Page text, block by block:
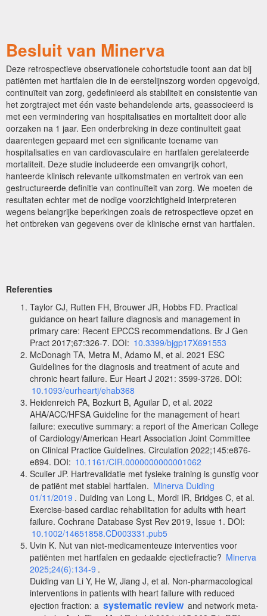
Besluit van Minerva
Deze retrospectieve observationele cohortstudie toont aan dat bij
patiënten met hartfalen die in de eerstelijnszorg worden opgevolgd,
continuïteit van zorg, gedefinieerd als stabiliteit en consistentie van
het zorgtraject met één vaste behandelende arts, geassocieerd is
met een vermindering van hospitalisaties en mortaliteit door alle
oorzaken na 1 jaar. Een onderbreking in deze continuïteit gaat
daarentegen gepaard met een significante toename van
hospitalisaties en van cardiovasculaire en hartfalen gerelateerde
mortaliteit. Deze studie includeerde een omvangrijk cohort,
hanteerde klinisch relevante uitkomstmaten en vertrok van een
gestructureerde definitie van continuïteit van zorg. We moeten de
resultaten echter met de nodige voorzichtigheid interpreteren
wegens belangrijke beperkingen zoals de retrospectieve opzet en
het ontbreken van gegevens over de klinische ernst van hartfalen.
Referenties
Taylor CJ, Rutten FH, Brouwer JR, Hobbs FD. Practical
guidance on heart failure diagnosis and management in
primary care: Recent EPCCS recommendations. Br J Gen
Pract 2017;67:326-7. DOI: 10.3399/bjgp17X691553
McDonagh TA, Metra M, Adamo M, et al. 2021 ESC
Guidelines for the diagnosis and treatment of acute and
chronic heart failure. Eur Heart J 2021: 3599-3726. DOI:
10.1093/eurheartj/ehab368
Heidenreich PA, Bozkurt B, Aguilar D, et al. 2022
AHA/ACC/HFSA Guideline for the management of heart
failure: executive summary: a report of the American College
of Cardiology/American Heart Association Joint Committee
on Clinical Practice Guidelines. Circulation 2022;145:e876-
e894. DOI: 10.1161/CIR.0000000000001062
Sculier JP. Hartrevalidatie met fysieke training is gunstig voor
de patiënt met stabiel hartfalen. Minerva Duiding
01/11/2019 . Duiding van Long L, Mordi IR, Bridges C, et al.
Exercise-based cardiac rehabilitation for adults with heart
failure. Cochrane Database Syst Rev 2019, Issue 1. DOI:
10.1002/14651858.CD003331.pub5
Uvin K. Nut van niet-medicamenteuze interventies voor
patiënten met hartfalen en gedaalde ejectiefractie? Minerva
2025;24(6):134-9 .
Duiding van Li Y, He W, Jiang J, et al. Non-pharmacological
interventions in patients with heart failure with reduced
ejection fraction: a systematic review and network meta-